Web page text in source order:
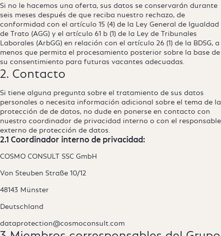
Si no le hacemos una oferta, sus datos se conservarán durante
seis meses después de que reciba nuestro rechazo, de
conformidad con el artículo 15 (4) de la Ley General de Igualdad
de Trato (AGG) y el artículo 61 b (1) de la Ley de Tribunales
Laborales (ArbGG) en relación con el artículo 26 (1) de la BDSG, a
menos que permita el procesamiento posterior sobre la base de
su consentimiento para futuras vacantes adecuadas.
2. Contacto
Si tiene alguna pregunta sobre el tratamiento de sus datos
personales o necesita información adicional sobre el tema de la
protección de de datos, no dude en ponerse en contacto con
nuestro coordinador de privacidad interno o con el responsable
externo de protección de datos.
2.1 Coordinador interno de privacidad:
COSMO CONSULT SSC GmbH
Von Steuben Straße 10/12
48143 Münster
Deutschland
dataprotection@cosmoconsult.com